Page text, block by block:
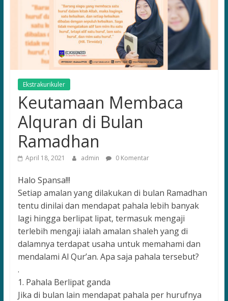
Future
Leaders
Ekstrakurikuler
Keutamaan Membaca
Alquran di Bulan
Ramadhan
April 18, 2021 admin 0 Komentar
Halo Spansa!!!
Setiap amalan yang dilakukan di bulan Ramadhan
tentu dinilai dan mendapat pahala lebih banyak
lagi hingga berlipat lipat, termasuk mengaji
terlebih mengaji ialah amalan shaleh yang di
dalamnya terdapat usaha untuk memahami dan
mendalami Al Qur’an. Apa saja pahala tersebut?
.
1. Pahala Berlipat ganda
Jika di bulan lain mendapat pahala per hurufnya